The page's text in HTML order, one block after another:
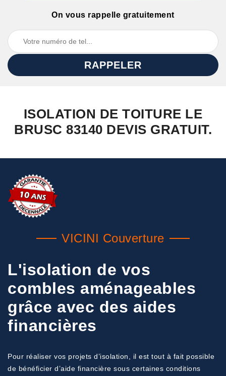
On vous rappelle gratuitement
ISOLATION DE TOITURE LE
BRUSC 83140 DEVIS GRATUIT.
VICINI Couverture
L'isolation de vos
combles aménageables
grâce avec des aides
financières
Pour réaliser vos projets d’isolation, il est tout à fait possible
de bénéficier d’aide financière sous certaines conditions